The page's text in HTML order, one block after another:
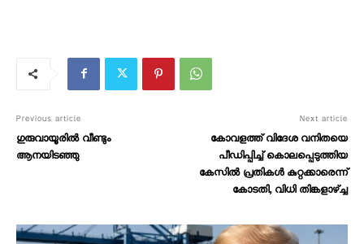
Previous article
ഗുരുവായൂരിൽ വീണ്ടും
ആനയിടഞ്ഞു
Next article
കോവളത്ത് വിദേശ വനിതയെ
പീഡിപ്പിച്ച് കൊലപ്പെടുത്തിയ
കേസിൽ പ്രതികൾ കുറ്റക്കാരെന്ന്
കോടതി, വിധി തിങ്കളാഴ്ച്ച